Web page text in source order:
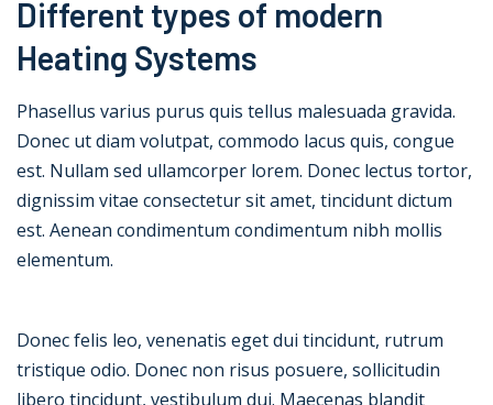
Different types of modern
Heating Systems
Phasellus varius purus quis tellus malesuada gravida.
Donec ut diam volutpat, commodo lacus quis, congue
est. Nullam sed ullamcorper lorem. Donec lectus tortor,
dignissim vitae consectetur sit amet, tincidunt dictum
est. Aenean condimentum condimentum nibh mollis
elementum.
Donec felis leo, venenatis eget dui tincidunt, rutrum
tristique odio. Donec non risus posuere, sollicitudin
libero tincidunt, vestibulum dui. Maecenas blandit